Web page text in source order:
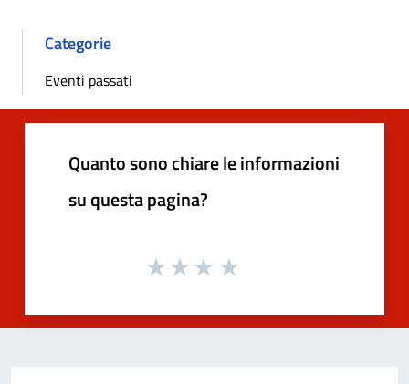
Categorie
Eventi passati
Quanto sono chiare le informazioni
su questa pagina?